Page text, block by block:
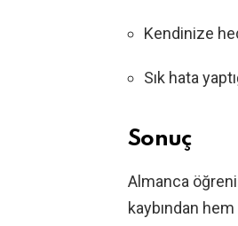
Kendinize
Sık hata
Sonuç
Almanca
kaybından